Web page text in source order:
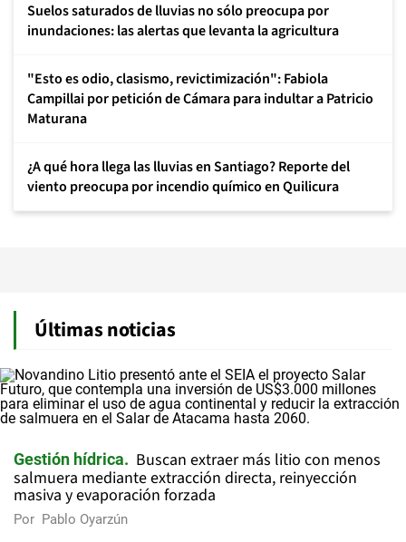
Suelos saturados de lluvias no sólo preocupa por
inundaciones: las alertas que levanta la agricultura
"Esto es odio, clasismo, revictimización": Fabiola
Campillai por petición de Cámara para indultar a Patricio
Maturana
¿A qué hora llega las lluvias en Santiago? Reporte del
viento preocupa por incendio químico en Quilicura
Últimas noticias
Gestión hídrica
Buscan extraer más litio con menos
salmuera mediante extracción directa, reinyección
masiva y evaporación forzada
Por Pablo Oyarzún